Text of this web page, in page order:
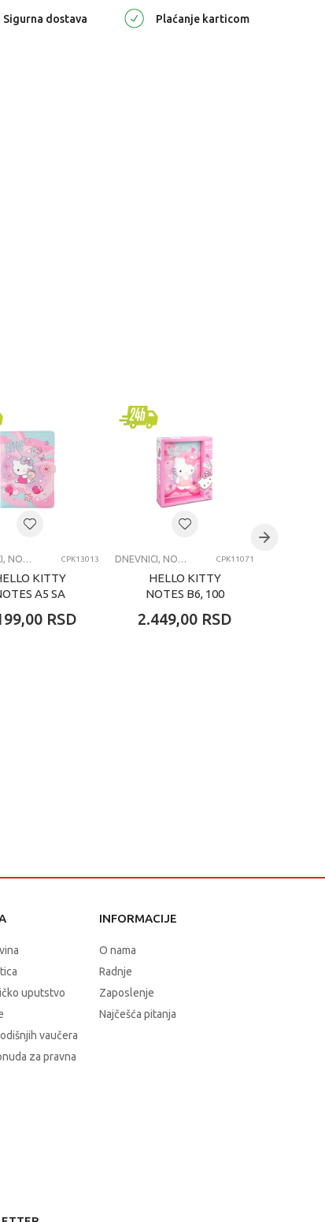
Sigurna dostava Plaćanje karticom
DNEVNICI, NOTESI, AGENDE, BLOKČIĆI CPK13013
KITTY
A5 SA
LISTOVARSD
DNEVNICI, NOTESI, AGENDE, BLOKČIĆI CPK11071
HELLO KITTY
NOTES B6, 100
2.449,00 RSD
uputstvo
vaučera
za pravna
INFORMACIJE
O nama
Radnje
Zaposlenje
Najčešća pitanja